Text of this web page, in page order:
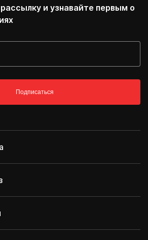
и узнавайте первым о
Подписаться